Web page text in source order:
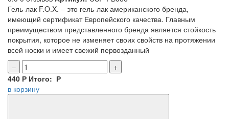
Гель-лак F.O.X. – это гель-лак американского бренда,
имеющий сертификат Европейского качества. Главным
преимуществом представленного бренда является стойкость
покрытия, которое не изменяет своих свойств на протяжении
всей носки и имеет свежий первозданный
–
+
440 Р Итого: Р
в корзину